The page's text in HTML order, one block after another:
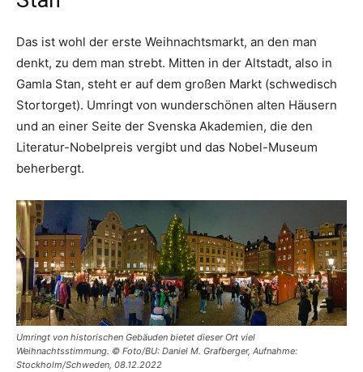
Das ist wohl der erste Weihnachtsmarkt, an den man
denkt, zu dem man strebt. Mitten in der Altstadt, also in
Gamla Stan, steht er auf dem großen Markt (schwedisch
Stortorget). Umringt von wunderschönen alten Häusern
und an einer Seite der Svenska Akademien, die den
Literatur-Nobelpreis vergibt und das Nobel-Museum
beherbergt.
Umringt von historischen Gebäuden bietet dieser Ort viel
Weihnachtsstimmung. © Foto/BU: Daniel M. Grafberger, Aufnahme:
Stockholm/Schweden, 08.12.2022